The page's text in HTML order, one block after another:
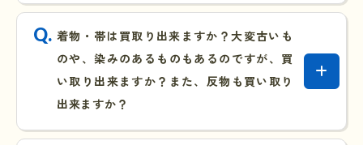
着物・帯は買取り出来ますか？大変古いも
のや、染みのあるものもあるのですが、買
い取り出来ますか？また、反物も買い取り
出来ますか？